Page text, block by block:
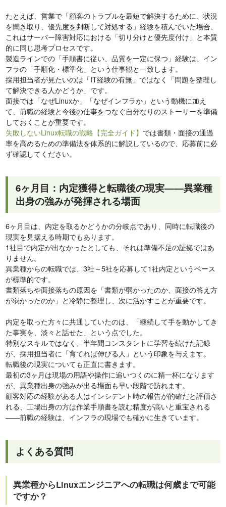
たとえば、営業で「顧客のトラブルを最短で解決するために、状況
を聞き取り、優先度を判断して対処する」経験を積んでいた場合、
これはサーバー障害対応における「切り分けと優先度付け」と本質
的に同じ思考プロセスです。
製造ラインでの「手順書に従い、品質を一定に保つ」経験は、イン
フラの「手順化・標準化」という仕事観と一致します。
採用担当者が見たいのは「IT経験の有無」ではなく「問題を整理し
て解決できる人かどうか」です。
面接では「なぜLinuxか」「なぜインフラか」という動機に加え
て、前職の経験と今後の仕事をつなぐ自分なりのストーリーを準備
しておくことが重要です。
失敗しないLinux転職の戦略【完全ガイド】 では書類・面接の通過
率を高めるための準備法を体系的に解説しているので、応募前に必
ず確認してください。
6ヶ月目：内定獲得と転職後の現実——異業種
出身の強みが発揮される場面
6ヶ月目は、内定を取るかどうかの分岐点であり、同時に転職後の
現実を見据える時期でもあります。
1社目で内定が出なかったとしても、それは準備不足の証拠ではあ
りません。
異業種からの転職では、3社～5社を応募して1社内定というペース
が標準的です。
書類落ちや面接落ちの原因を「書類が弱かったのか、面接の答え方
が弱かったのか」と冷静に整理し、次に活かすことが重要です。
内定を取った方々に共通していたのは、「継続して手を動かしてき
た事実を、淡々と話せた」という点でした。
特別なスキルではなく、半年間コンスタントに学習を続けた記録
が、採用担当者に「育てれば伸びる人」という印象を与えます。
転職後の現実についても正直に書きます。
最初の3ヶ月は現場の用語や操作に追いつくのに精一杯になります
が、異業種出身の強みが出る場面も早い段階で訪れます。
顧客対応の経験がある人はインシデント時の報告が的確だと評価さ
れる、工場出身の方は作業手順書を読む精度が高いと重宝される
——前職の経験は、インフラの現場でも確かに生きています。
よくある質問
異業種からLinuxエンジニアへの転職は何歳まで可能
ですか？